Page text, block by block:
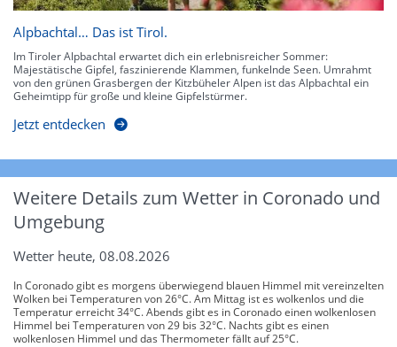
Alpbachtal… Das ist Tirol.
Im Tiroler Alpbachtal erwartet dich ein erlebnisreicher Sommer:
Majestätische Gipfel, faszinierende Klammen, funkelnde Seen. Umrahmt
von den grünen Grasbergen der Kitzbüheler Alpen ist das Alpbachtal ein
Geheimtipp für große und kleine Gipfelstürmer.
Jetzt entdecken
Weitere Details zum Wetter in Coronado und
Umgebung
Wetter heute, 08.08.2026
In Coronado gibt es morgens überwiegend blauen Himmel mit vereinzelten
Wolken bei Temperaturen von 26°C. Am Mittag ist es wolkenlos und die
Temperatur erreicht 34°C. Abends gibt es in Coronado einen wolkenlosen
Himmel bei Temperaturen von 29 bis 32°C. Nachts gibt es einen
wolkenlosen Himmel und das Thermometer fällt auf 25°C.